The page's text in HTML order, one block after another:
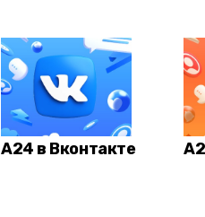
А24 в Вконтакте